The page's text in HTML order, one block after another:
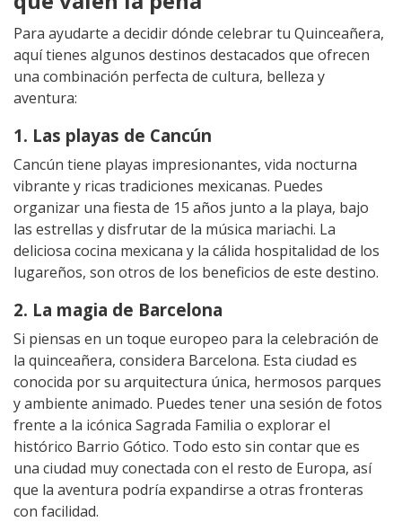
Para ayudarte a decidir dónde celebrar tu Quinceañera,
aquí tienes algunos destinos destacados que ofrecen
una combinación perfecta de cultura, belleza y
aventura:
1. Las playas de Cancún
Cancún tiene playas impresionantes, vida nocturna
vibrante y ricas tradiciones mexicanas. Puedes
organizar una fiesta de 15 años junto a la playa, bajo
las estrellas y disfrutar de la música mariachi. La
deliciosa cocina mexicana y la cálida hospitalidad de los
lugareños, son otros de los beneficios de este destino.
2. La magia de Barcelona
Si piensas en un toque europeo para la celebración de
la quinceañera, considera Barcelona. Esta ciudad es
conocida por su arquitectura única, hermosos parques
y ambiente animado. Puedes tener una sesión de fotos
frente a la icónica Sagrada Familia o explorar el
histórico Barrio Gótico. Todo esto sin contar que es
una ciudad muy conectada con el resto de Europa, así
que la aventura podría expandirse a otras fronteras
con facilidad.